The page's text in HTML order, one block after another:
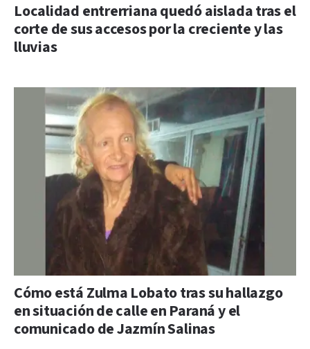
Localidad entrerriana quedó aislada tras el
corte de sus accesos por la creciente y las
lluvias
Cómo está Zulma Lobato tras su hallazgo
en situación de calle en Paraná y el
comunicado de Jazmín Salinas